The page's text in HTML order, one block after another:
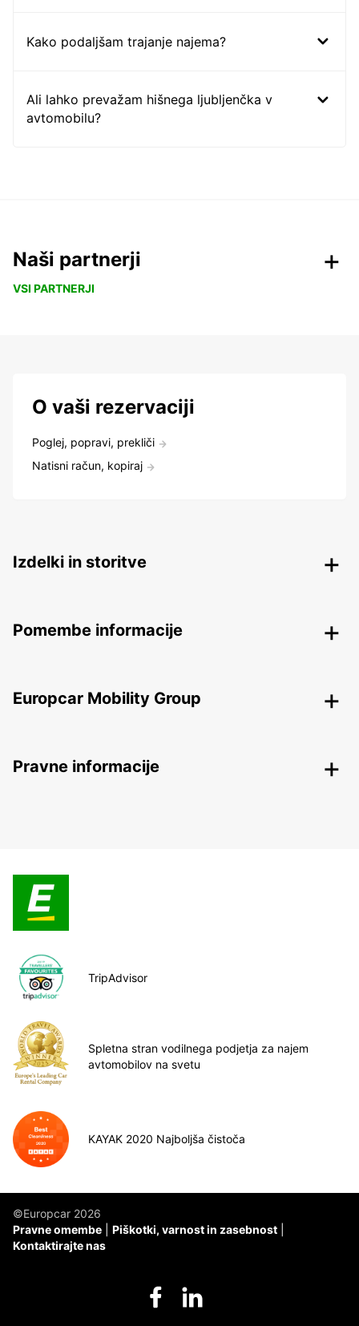
Kako podaljšam trajanje najema?
Ali lahko prevažam hišnega ljubljenčka v
avtomobilu?
Naši partnerji
VSI PARTNERJI
O vaši rezervaciji
Poglej, popravi, prekliči
Natisni račun, kopiraj
Izdelki in storitve
Pomembe informacije
Europcar Mobility Group
Pravne informacije
TripAdvisor
Spletna stran vodilnega podjetja za najem
avtomobilov na svetu
KAYAK 2020 Najboljša čistoča
©Europcar 2026
Pravne omembe
Piškotki, varnost in zasebnost
Kontaktirajte nas